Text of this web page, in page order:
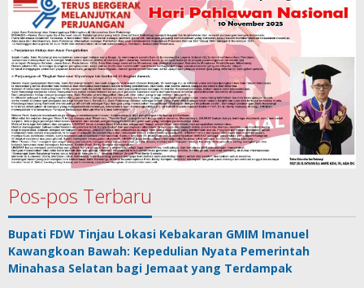
Pos-pos Terbaru
Bupati FDW Tinjau Lokasi Kebakaran GMIM Imanuel
Kawangkoan Bawah: Kepedulian Nyata Pemerintah
Minahasa Selatan bagi Jemaat yang Terdampak